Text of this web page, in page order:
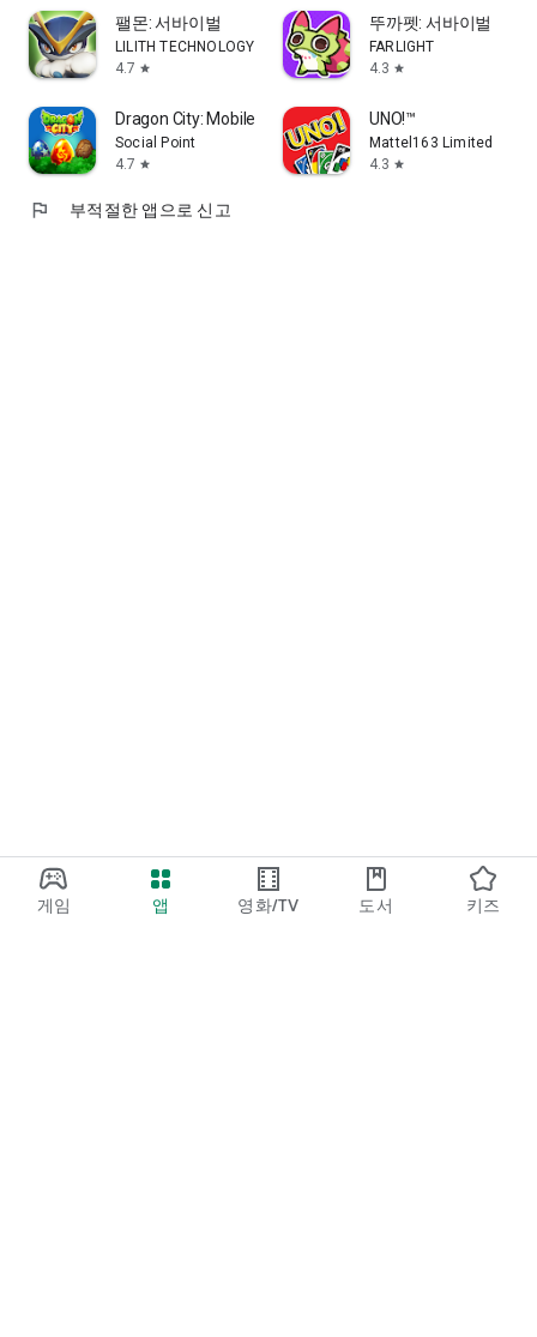
게임 앱 영화/TV 도서 키즈
팰몬: 서바이벌
LILITH TECHNOLOGY HONG KONG LIMITED
4.7 star
뚜까펫: 서바이벌
FARLIGHT
4.3 star
Dragon City: Mobile Adventure
Social Point
4.7 star
UNO!™
Mattel163 Limited
4.3 star
flag 부적절한 앱으로 신고